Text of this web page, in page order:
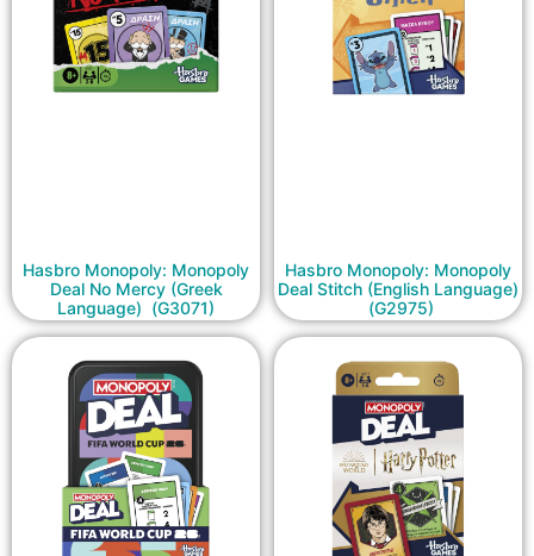
Hasbro Monopoly: Monopoly
Deal No Mercy (Greek
Language) (G3071)
Hasbro Monopoly: Monopoly
Deal Stitch (English Language)
(G2975)